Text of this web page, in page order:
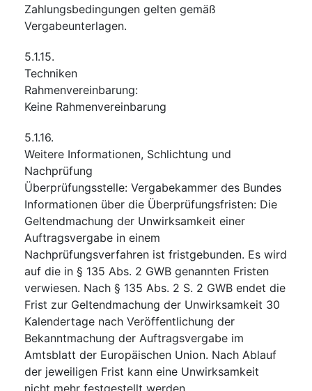
Zahlungsbedingungen gelten gemäß
Vergabeunterlagen.
5.1.15.
Techniken
Rahmenvereinbarung:
Keine Rahmenvereinbarung
5.1.16.
Weitere Informationen, Schlichtung und
Nachprüfung
Überprüfungsstelle: Vergabekammer des Bundes
Informationen über die Überprüfungsfristen: Die
Geltendmachung der Unwirksamkeit einer
Auftragsvergabe in einem
Nachprüfungsverfahren ist fristgebunden. Es wird
auf die in § 135 Abs. 2 GWB genannten Fristen
verwiesen. Nach § 135 Abs. 2 S. 2 GWB endet die
Frist zur Geltendmachung der Unwirksamkeit 30
Kalendertage nach Veröffentlichung der
Bekanntmachung der Auftragsvergabe im
Amtsblatt der Europäischen Union. Nach Ablauf
der jeweiligen Frist kann eine Unwirksamkeit
nicht mehr festgestellt werden.